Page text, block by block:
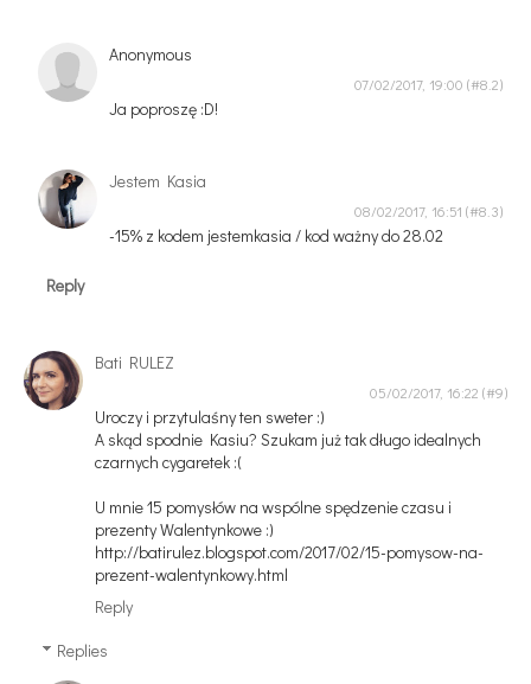
Anonymous
07/02/2017, 19:00
Ja poproszę :D!
Jestem Kasia
08/02/2017, 16:51
-15% z kodem jestemkasia / kod ważny do 28.02
Reply
Bati RULEZ
05/02/2017, 16:22
Uroczy i przytulaśny ten sweter :)
A skąd spodnie Kasiu? Szukam już tak długo idealnych
czarnych cygaretek :(
U mnie 15 pomysłów na wspólne spędzenie czasu i
prezenty Walentynkowe :)
http://batirulez.blogspot.com/2017/02/15-pomysow-na-
prezent-walentynkowy.html
Reply
Replies